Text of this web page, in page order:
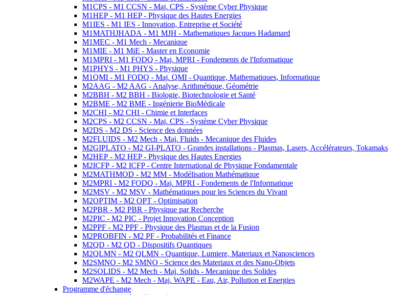
M1CPS - M1 CCSN - Maj. CPS - Système Cyber Physique
M1HEP - M1 HEP - Physique des Hautes Energies
M1IES - M1 IES - Innovation, Entreprise et Société
M1MATHJHADA - M1 MJH - Mathematiques Jacques Hadamard
M1MEC - M1 Mech - Mecanique
M1MIE - M1 MiE - Master en Economie
M1MPRI - M1 FODQ - Maj. MPRI - Fondements de l'Informatique
M1PHYS - M1 PHYS - Physique
M1QMI - M1 FODQ - Maj. QMI - Quantique, Mathematiques, Informatique
M2AAG - M2 AAG - Analyse, Arithmétique, Géométrie
M2BBH - M2 BBH - Biologie, Biotechnologie et Santé
M2BME - M2 BME - Ingénierie BioMédicale
M2CHI - M2 CHI - Chimie et Interfaces
M2CPS - M2 CCSN - Maj. CPS - Système Cyber Physique
M2DS - M2 DS - Science des données
M2FLUIDS - M2 Mech - Maj. Fluids - Mecanique des Fluides
M2GIPLATO - M2 GI-PLATO - Grandes installations - Plasmas, Lasers, Accélérateurs, Tokamaks
M2HEP - M2 HEP - Physique des Hautes Energies
M2ICFP - M2 ICFP - Centre International de Physique Fondamentale
M2MATHMOD - M2 MM - Modélisation Mathématique
M2MPRI - M2 FODQ - Maj. MPRI - Fondements de l'Informatique
M2MSV - M2 MSV - Mathématiques pour les Sciences du Vivant
M2OPTIM - M2 OPT - Optimisation
M2PBR - M2 PBR - Physique par Recherche
M2PIC - M2 PIC - Projet Innovation Conception
M2PPF - M2 PPF - Physique des Plasmas et de la Fusion
M2PROBFIN - M2 PF - Probabilités et Finance
M2QD - M2 QD - Dispositifs Quantiques
M2QLMN - M2 QLMN - Quantique, Lumiere, Materiaux et Nanosciences
M2SMNO - M2 SMNO - Science des Materiaux et des Nano-Objets
M2SOLIDS - M2 Mech - Maj. Solids - Mecanique des Solides
M2WAPE - M2 Mech - Maj. WAPE - Eau, Air, Pollution et Energies
Programme d'échange